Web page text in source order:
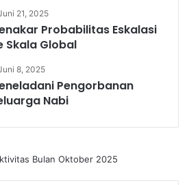
21, 2025
Probabilitas Eskalasi
Skala Global
8, 2025
Pengorbanan
Nabi